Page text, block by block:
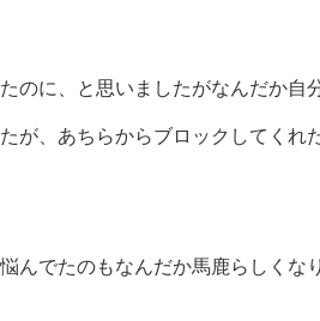
のに、と思いましたがなんだか自
が、あちらからブロックしてくれ
んでたのもなんだか馬鹿らしくな